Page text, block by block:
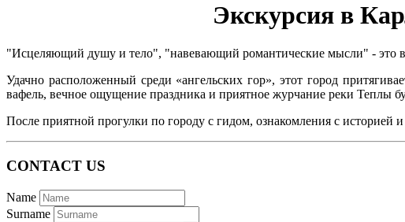
Экскурсия в
"Исцеляющий душу и тело", "навевающий романтические мысли" - это
Удачно расположенный среди «ангельских гор», этот город
вафель, вечное ощущение праздника и приятное журчание реки Теплы
После приятной прогулки по городу с гидом, ознакомления с историей
CONTACT US
Name
Surname